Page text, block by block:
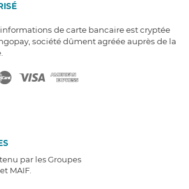
de carte bancaire est cryptée
société dûment agréée auprès de la
par les Groupes
MAIF.